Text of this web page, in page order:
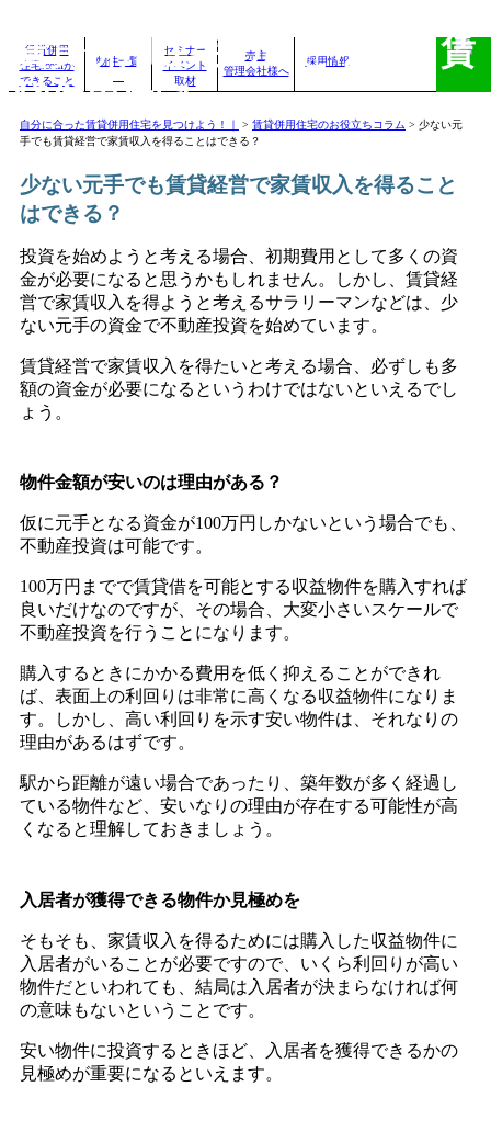
賃貸併用住宅のことなら、賃
貸併用住宅.com
自分に合った賃貸併用住宅を見つけよう！｜ > 賃貸併用住宅のお役立ちコラム > 少ない元
手でも賃貸経営で家賃収入を得ることはできる？
少ない元手でも賃貸経営で家賃収入を得ること
はできる？
投資を始めようと考える場合、初期費用として多くの資
金が必要になると思うかもしれません。しかし、賃貸経
営で家賃収入を得ようと考えるサラリーマンなどは、少
ない元手の資金で不動産投資を始めています。
賃貸経営で家賃収入を得たいと考える場合、必ずしも多
額の資金が必要になるというわけではないといえるでし
ょう。
物件金額が安いのは理由がある？
仮に元手となる資金が100万円しかないという場合でも、
不動産投資は可能です。
100万円までで賃貸借を可能とする収益物件を購入すれば
良いだけなのですが、その場合、大変小さいスケールで
不動産投資を行うことになります。
購入するときにかかる費用を低く抑えることができれ
ば、表面上の利回りは非常に高くなる収益物件になりま
す。しかし、高い利回りを示す安い物件は、それなりの
理由があるはずです。
駅から距離が遠い場合であったり、築年数が多く経過し
ている物件など、安いなりの理由が存在する可能性が高
くなると理解しておきましょう。
入居者が獲得できる物件か見極めを
そもそも、家賃収入を得るためには購入した収益物件に
入居者がいることが必要ですので、いくら利回りが高い
物件だといわれても、結局は入居者が決まらなければ何
の意味もないということです。
安い物件に投資するときほど、入居者を獲得できるかの
見極めが重要になるといえます。
賃貸併用
住宅.comが
できること
物件一覧
セミナー
イベント
取材
売主
管理会社様へ
採用情報